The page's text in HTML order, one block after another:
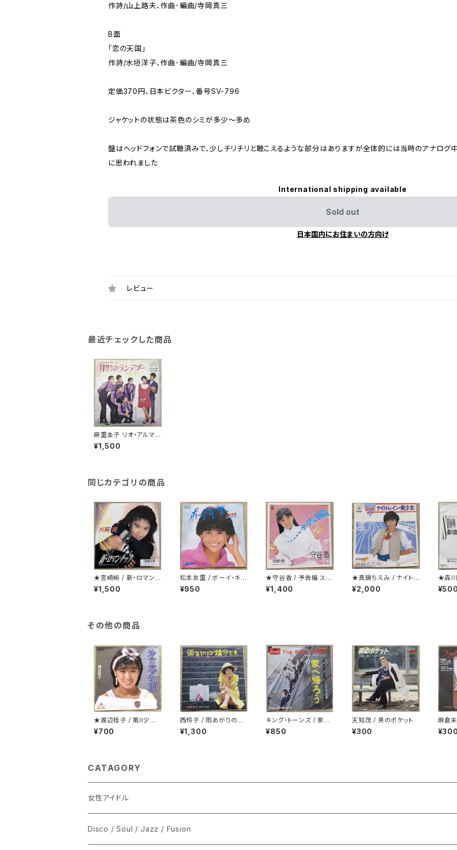
作詩/山上路夫、作曲･編曲/寺岡真三
B面
「恋の天国」
作詩/水垣洋子、作曲･編曲/寺岡真三
定価370円、日本ビクター、番号SV-796
ジャケットの状態は茶色のシミが多少～多め
盤はヘッドフォンで試聴済みで、少しチリチリと聴こえるような部分はありますが全体的には当時のアナログ
に思われました
International shipping available
Sold out
日本国内にお住まいの方向け
レビュー
最近チェックした商品
麻里圭子 リオ・アルマ /
月影のランデブー
¥1,500
同じカテゴリの商品
★宮崎純 / 新・ロマンチ
ック
¥1,500
松本友里 / ボーイ・キラ
ー
¥950
★守谷香 / 予告編 ステ
ッカー付
¥1,400
★真鍋ちえみ / ナイトレ
イン・美少女 プロモ
¥2,000
★森
ME
¥500
その他の商品
★渡辺桂子 / 第II少女
期
¥700
西玲子 / 雨あがりの鎮
守さま プロモ
¥1,300
キング・トーンズ / 家へ
帰ろう
¥850
天知茂 / 男のポケット
¥300
麻倉
ンス
¥300
CATAGORY
女性アイドル
シングル盤
Disco / Soul / Jazz / Fusion